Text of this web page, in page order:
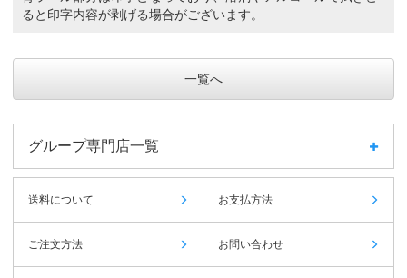
ると印字内容が剥げる場合がございます。
一覧へ
グループ専門店一覧
送料について お支払方法
ご注文方法 お問い合わせ